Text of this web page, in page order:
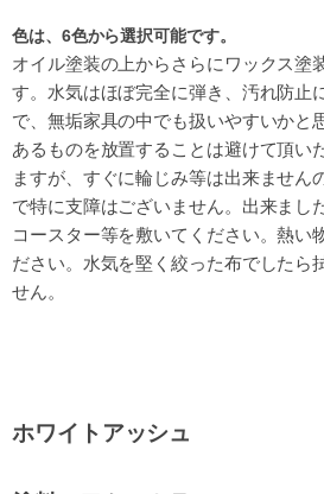
色は、6色から選択可能です。
オイル塗装の上からさらにワックス塗
す。水気はほぼ完全に弾き、汚れ防止
で、無垢家具の中でも扱いやすいかと
あるものを放置することは避けて頂い
ますが、すぐに輪じみ等は出来ません
で特に支障はございません。出来まし
コースター等を敷いてください。熱い
ださい。水気を堅く絞った布でしたら
せん。
ホワイトアッシュ